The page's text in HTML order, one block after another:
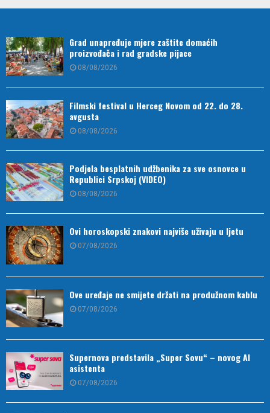
Grad unapređuje mjere zaštite domaćih
proizvođača i rad gradske pijace
08/08/2026
Filmski festival u Herceg Novom od 22. do 28.
avgusta
08/08/2026
Podjela besplatnih udžbenika za sve osnovce u
Republici Srpskoj (VIDEO)
08/08/2026
Ovi horoskopski znakovi najviše uživaju u ljetu
07/08/2026
Ove uređaje ne smijete držati na produžnom kablu
07/08/2026
Supernova predstavila „Super Sovu“ – novog AI
asistenta
07/08/2026